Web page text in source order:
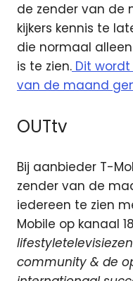
de zender van de
kijkers kennis te
die normaal
is te zien. Dit
van de maand
OUTtv
Bij aanbieder T-
zender van de
iedereen te zien
Mobile op kanaal
community & de